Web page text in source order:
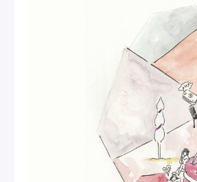
Macarons
Pâtisseries
Gift